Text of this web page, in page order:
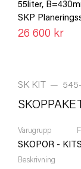
55liter,
SKP
26 600 kr
SK KIT —
Varugrupp
SKOPOR - KIT
Beskrivning